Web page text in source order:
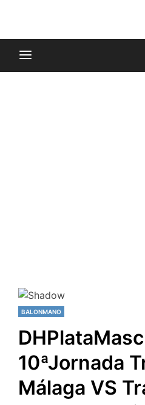
BALONMANO
10ªJornada
Málaga VS